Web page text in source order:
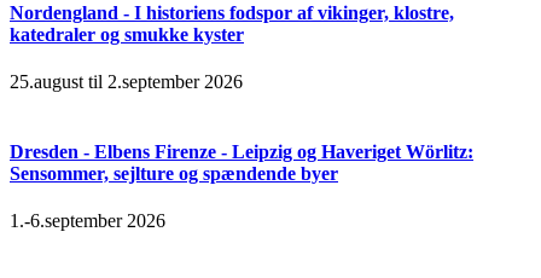
Nordengland - I historiens fodspor af vikinger, klostre,
katedraler og smukke kyster
25.august til 2.september 2026
Dresden - Elbens Firenze - Leipzig og Haveriget Wörlitz:
Sensommer, sejlture og spændende byer
1.-6.september 2026